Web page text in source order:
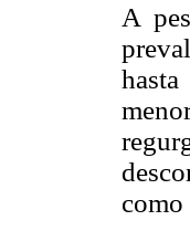
A
como